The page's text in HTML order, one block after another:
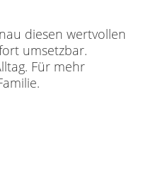
diesen wertvollen
umsetzbar.
Für mehr